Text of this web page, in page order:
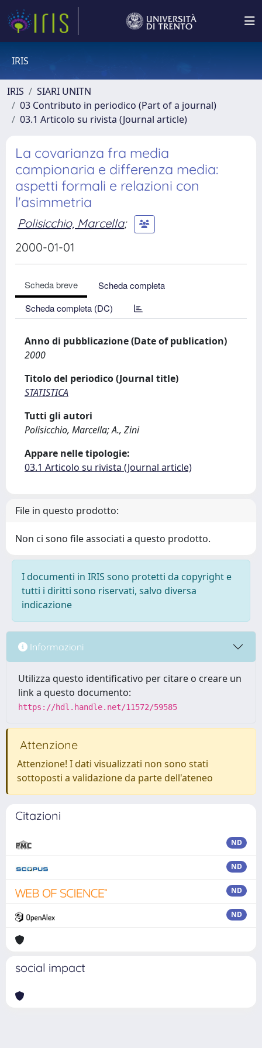
IRIS
IRIS
SIARI UNITN
03 Contributo in periodico (Part of a journal)
03.1 Articolo su rivista (Journal article)
La covarianza fra media
campionaria e differenza media:
aspetti formali e relazioni con
l'asimmetria
Polisicchio, Marcella;
2000-01-01
Scheda breve
Scheda completa
Scheda completa (DC)
Anno di pubblicazione (Date of publication)
2000
Titolo del periodico (Journal title)
STATISTICA
Tutti gli autori
Polisicchio, Marcella; A., Zini
Appare nelle tipologie:
03.1 Articolo su rivista (Journal article)
File in questo prodotto:
Non ci sono file associati a questo prodotto.
I documenti in IRIS sono protetti da copyright e
tutti i diritti sono riservati, salvo diversa
indicazione
Informazioni
Utilizza questo identificativo per citare o creare un
link a questo documento:
https://hdl.handle.net/11572/59585
Attenzione
Attenzione! I dati visualizzati non sono stati
sottoposti a validazione da parte dell'ateneo
Citazioni
ND
ND
ND
ND
social impact